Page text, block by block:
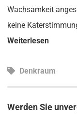
Wachsamkeit
keine
Weiterlesen
Denkraum
Werden Sie